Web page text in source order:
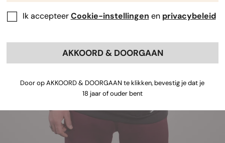
Ik accepteerCookie-instellingen en privacybeleid
AKKOORD & DOORGAAN
Door op AKKOORD & DOORGAAN te klikken, bevestig je dat je
18 jaar of ouder bent